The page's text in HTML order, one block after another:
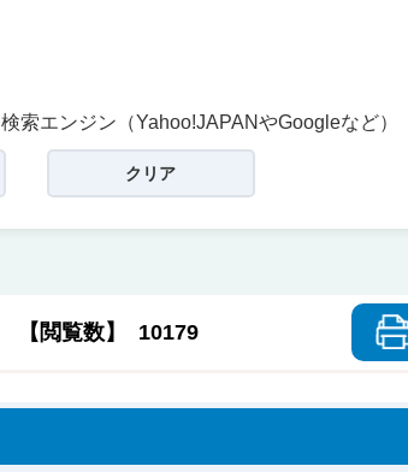
検索エンジン（Yahoo!JAPANやGoogleなど）
【閲覧数】 10179